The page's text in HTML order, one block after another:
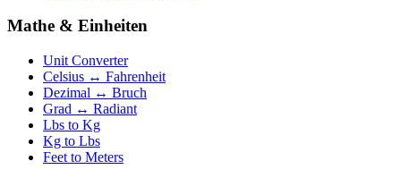
Mathe & Einheiten
Unit Converter
Celsius ↔ Fahrenheit
Dezimal ↔ Bruch
Grad ↔ Radiant
Lbs to Kg
Kg to Lbs
Feet to Meters